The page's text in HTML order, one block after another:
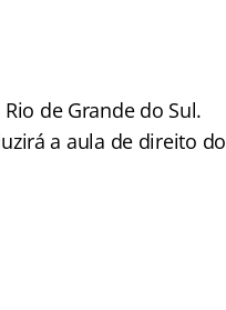
de Grande do Sul.
a aula de direito do